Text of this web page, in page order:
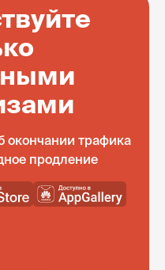
окончании трафика
продление